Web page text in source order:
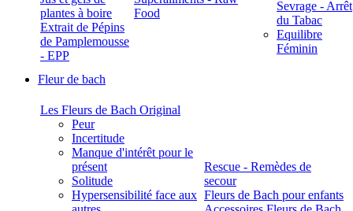
plantes à boire
Extrait de Pépins
de Pamplemousse
- EPP
Food
Sevrage - Arrêt
du Tabac
Equilibre
Féminin
Fleur de bach
Les Fleurs de Bach Original
Peur
Incertitude
Manque d'intérêt pour le
présent
Solitude
Hypersensibilité face aux
Rescue - Remèdes de
secour
Fleurs de Bach pour enfants